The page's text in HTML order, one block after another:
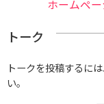
ホームペ
トーク
トークを投稿するに
い。